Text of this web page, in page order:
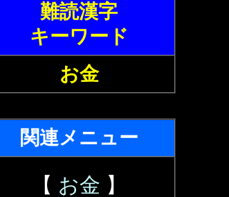
難読漢字
キーワード
お金
関連メニュー
【 お金 】